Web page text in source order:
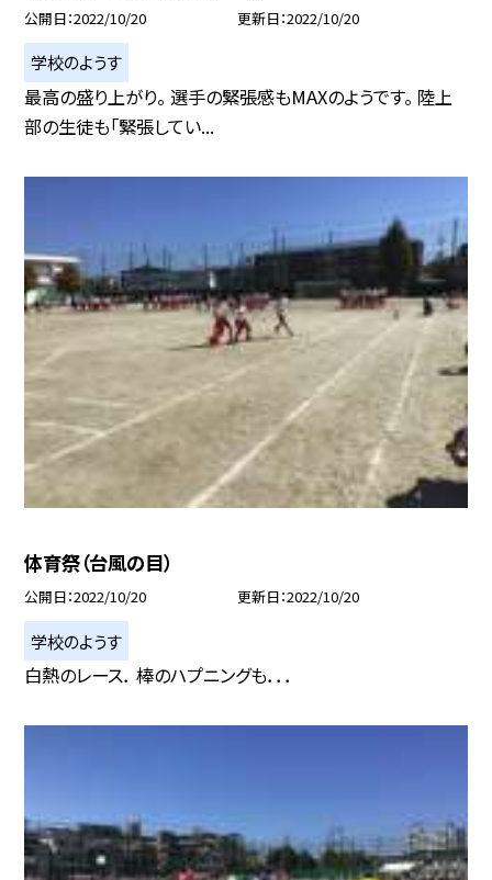
公開日 2022/10/20 更新日 2022/10/20
学校のようす
最高の盛り上がり。 選手の緊張感もMAXのようです。 陸上
部の生徒も「緊張してい...
体育祭（台風の目）
公開日 2022/10/20 更新日 2022/10/20
学校のようす
白熱のレース． 棒のハプニングも．．．